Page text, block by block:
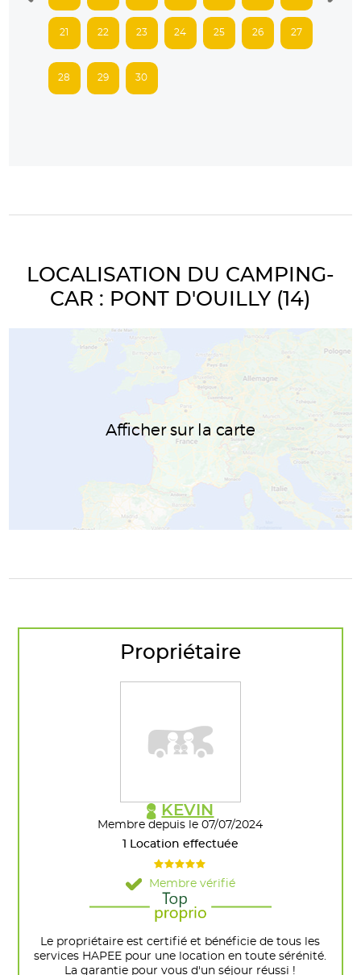
21 22 23 24 25 26 27
28 29 30
LOCALISATION DU CAMPING-
CAR : PONT D'OUILLY (14)
Afficher sur la carte
Propriétaire
KEVIN
Membre depuis le 07/07/2024
1 Location effectuée
Membre vérifié
Le propriétaire est certifié et bénéficie de tous les
services HAPEE pour une location en toute sérénité.
La garantie pour vous d'un séjour réussi !